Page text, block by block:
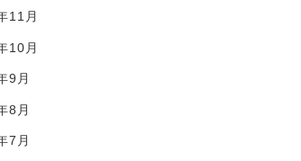
11月
10月
9月
8月
7月